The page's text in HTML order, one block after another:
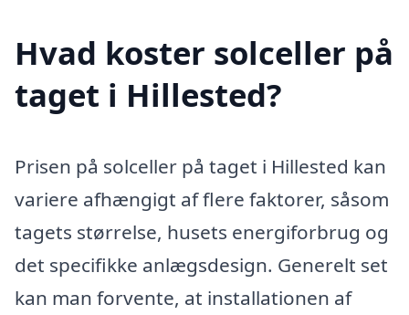
Hvad koster solceller på
taget i Hillested?
Prisen på solceller på taget i Hillested kan
variere afhængigt af flere faktorer, såsom
tagets størrelse, husets energiforbrug og
det specifikke anlægsdesign. Generelt set
kan man forvente, at installationen af